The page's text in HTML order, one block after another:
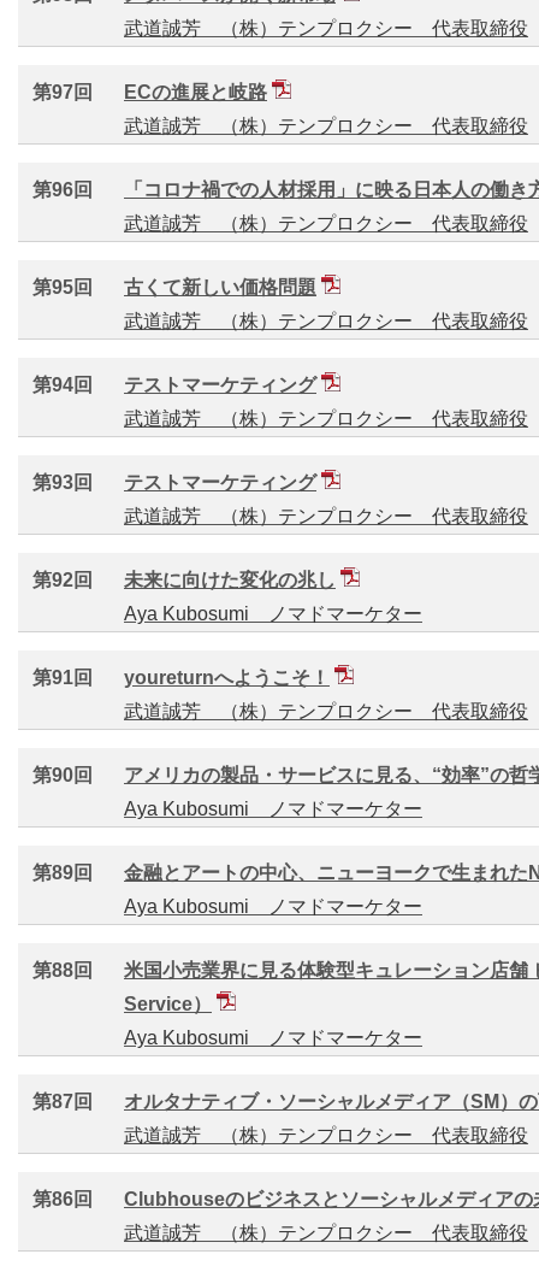
武道誠芳 （株）テンプロクシー 代表取締役
第97回
ECの進展と岐路
武道誠芳 （株）テンプロクシー 代表取締役
第96回
「コロナ禍での人材採用」に映る日本人の働
武道誠芳 （株）テンプロクシー 代表取締役
第95回
古くて新しい価格問題
武道誠芳 （株）テンプロクシー 代表取締役
第94回
テストマーケティング
武道誠芳 （株）テンプロクシー 代表取締役
第93回
テストマーケティング
武道誠芳 （株）テンプロクシー 代表取締役
第92回
未来に向けた変化の兆し
Aya Kubosumi ノマドマーケター
第91回
youreturnへようこそ！
武道誠芳 （株）テンプロクシー 代表取締役
第90回
アメリカの製品・サービスに見る、“効率”の哲
Aya Kubosumi ノマドマーケター
第89回
金融とアートの中心、ニューヨークで生まれた
Aya Kubosumi ノマドマーケター
第88回
米国小売業界に見る体験型キュレーション店
Service）
Aya Kubosumi ノマドマーケター
第87回
オルタナティブ・ソーシャルメディア（SM）
武道誠芳 （株）テンプロクシー 代表取締役
第86回
Clubhouseのビジネスとソーシャルメディアの
武道誠芳 （株）テンプロクシー 代表取締役